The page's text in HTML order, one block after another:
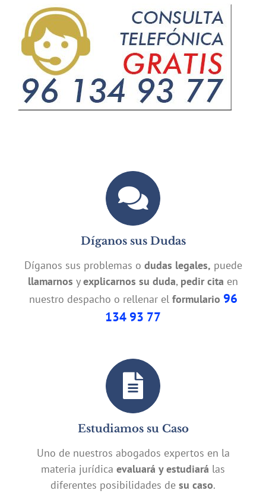
Díganos sus Dudas
Díganos sus problemas o dudas legales, puede
llamarnos yexplicarnos su duda, pedir cita en
nuestro despacho o rellenar el formulario 96
134 93 77
Estudiamos su Caso
Uno de nuestros abogados expertos en la
materia jurídica evaluará y estudiará las
diferentes posibilidades de su caso.